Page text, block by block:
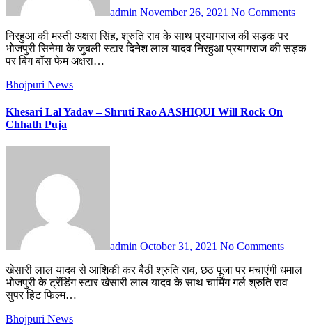
admin November 26, 2021 No Comments
निरहुआ की मस्ती अक्षरा सिंह, श्रुति राव के साथ प्रयागराज की सड़क पर
भोजपुरी सिनेमा के जुबली स्टार दिनेश लाल यादव निरहुआ प्रयागराज की सड़क
पर बिग बॉस फेम अक्षरा…
Bhojpuri News
Khesari Lal Yadav – Shruti Rao AASHIQUI Will Rock On
Chhath Puja
admin October 31, 2021 No Comments
खेसारी लाल यादव से आशिकी कर बैठीं श्रुति राव, छठ पूजा पर मचाएंगी धमाल
भोजपुरी के ट्रेंडिंग स्टार खेसारी लाल यादव के साथ चार्मिंग गर्ल श्रुति राव
सुपर हिट फिल्म…
Bhojpuri News